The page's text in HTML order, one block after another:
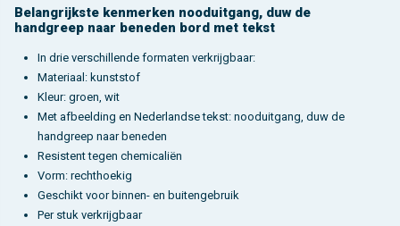
Belangrijkste kenmerken nooduitgang, duw de
handgreep naar beneden bord met tekst
In drie verschillende formaten verkrijgbaar:
Materiaal: kunststof
Kleur: groen, wit
Met afbeelding en Nederlandse tekst: nooduitgang, duw de
handgreep naar beneden
Resistent tegen chemicaliën
Vorm: rechthoekig
Geschikt voor binnen- en buitengebruik
Per stuk verkrijgbaar